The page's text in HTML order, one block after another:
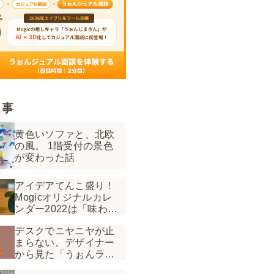
黄色いソファと、北欧
の風。 1階受付の景色
が変わった話
アイデアてんこ盛り！
Mogicオリジナルカレ
ンダー2022は「味わう
デスクでニヤニヤが止
まらない。デザイナー
から見た「うぉんラ